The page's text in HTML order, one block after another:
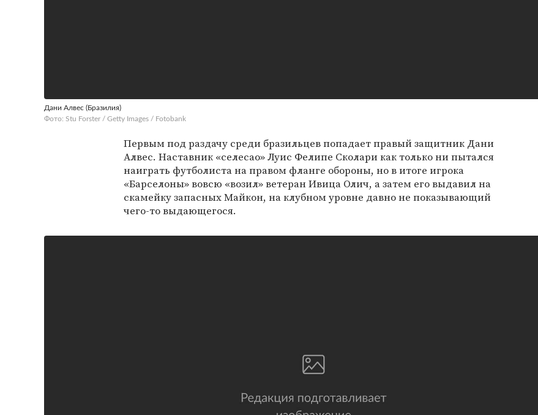
Дани Алвес (Бразилия)
Фото: Stu Forster / Getty Images / Fotobank
Первым под раздачу среди бразильцев попадает правый защитник Дани
Алвес. Наставник «селесао» Луис Фелипе Сколари как только ни пытался
наиграть футболиста на правом фланге обороны, но в итоге игрока
«Барселоны» вовсю «возил» ветеран Ивица Олич, а затем его выдавил на
скамейку запасных Майкон, на клубном уровне давно не показывающий
чего-то выдающегося.